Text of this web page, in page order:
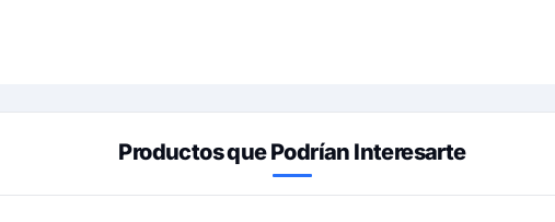
Productos que Podrían Interesarte